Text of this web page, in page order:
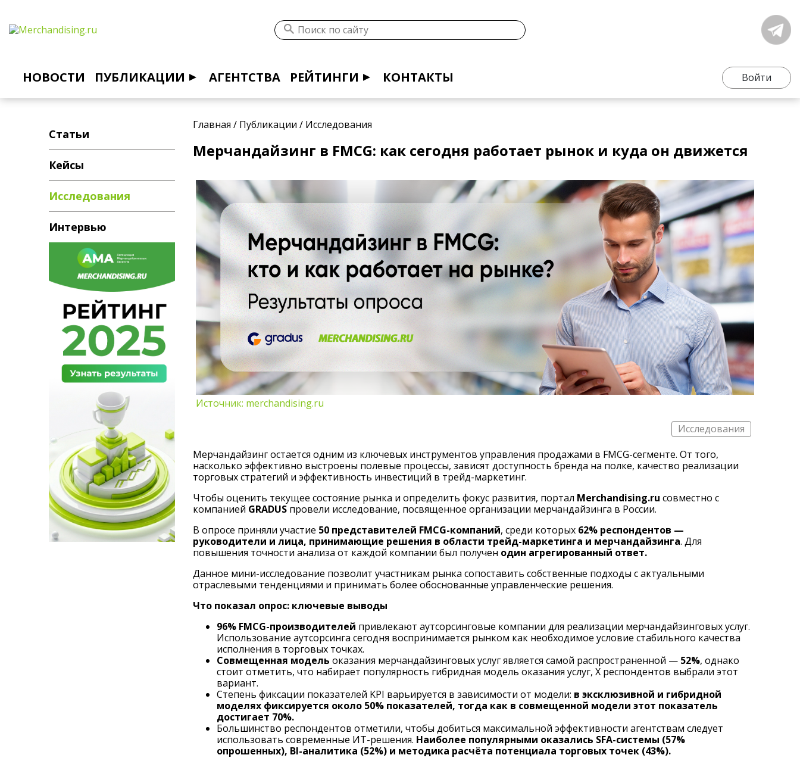
НОВОСТИ ПУБЛИКАЦИИ АГЕНТСТВА РЕЙТИНГИ КОНТАКТЫ Войти
Главная / Публикации / Исследования
Мерчандайзинг в FMCG: как сегодня работает рынок и куда он движется
Источник: merchandising.ru
Исследования
Мерчандайзинг остается одним из ключевых инструментов управления продажами в FMCG-сегменте. От того,
насколько эффективно выстроены полевые процессы, зависят доступность бренда на полке, качество реализации
торговых стратегий и эффективность инвестиций в трейд-маркетинг.
Чтобы оценить текущее состояние рынка и определить фокус развития, портал Merchandising.ruсовместно с
компанией GRADUS провели исследование, посвященное организации мерчандайзинга в России.
В опросе приняли участие 50 представителей FMCG-компаний, среди которых 62% респондентов —
руководители и лица, принимающие решения в области трейд-маркетинга и мерчандайзинга. Для
повышения точности анализа от каждой компании был получен один агрегированный ответ.
Данное мини-исследование позволит участникам рынка сопоставить собственные подходы с актуальными
отраслевыми тенденциями и принимать более обоснованные управленческие решения.
Что показал опрос: ключевые выводы
96% FMCG-производителей привлекают аутсорсинговые компании для реализации мерчандайзинговых услуг.
Использование аутсорсинга сегодня воспринимается рынком как необходимое условие стабильного качества
исполнения в торговых точках.
Совмещенная модель оказания мерчандайзинговых услуг является самой распространенной — 52%, однако
стоит отметить, что набирает популярность гибридная модель оказания услуг, Х респондентов выбрали этот
вариант.
Степень фиксации показателей KPI варьируется в зависимости от модели: в эксклюзивной и гибридной
моделях фиксируется около 50% показателей, тогда как в совмещенной модели этот показатель
достигает 70%.
Большинство респондентов отметили, чтобы добиться максимальной эффективности агентствам следует
использовать современные ИТ-решения. Наиболее популярными оказались SFA-системы (57%
опрошенных), BI-аналитика (52%) и методика расчёта потенциала торговых точек (43%).
Статьи
Кейсы
Исследования
Интервью